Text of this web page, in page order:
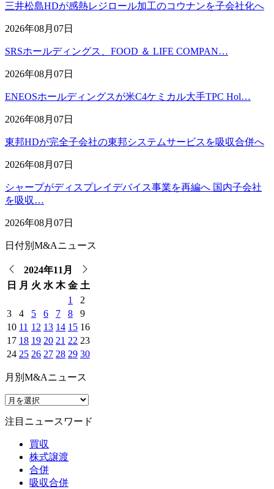
三井松島HDが感熱レジロール加工のコウナンを子会社化へ
2026年08月07日
SRSホールディングス、FOOD ＆ LIFE COMPAN…
2026年08月07日
ENEOSホールディングスが米C4ケミカル大手TPC Hol…
2026年08月07日
東邦HDが完全子会社の東邦システムサービスを吸収合併へ
2026年08月07日
シャープがディスプレイデバイス事業を再編へ 国内子会社
を吸収…
2026年08月07日
日付別M&Aニュース
2024年11月
日
月 火 水 木 金 土
1
2
3
4 5 6 7 8
9
10 11 12 13 14 15 16
17 18 19 20 21 22 23
24 25 26 27 28 29 30
月別M&Aニュース
注目ニュースワード
買収
株式譲渡
合併
吸収合併